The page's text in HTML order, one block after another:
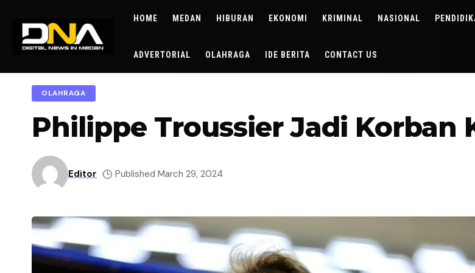
HOME MEDAN HIBURAN EKONOMI KRIMINAL NASIONAL
ADVERTORIAL OLAHRAGA IDE BERITA CONTACT US
OLAHRAGA
Philippe Troussier Jadi Korban
Editor Published March 29, 2024